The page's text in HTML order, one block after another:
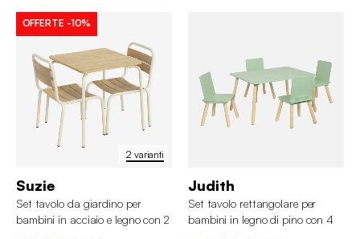
2 varianti
OFFERTE -10%
Suzie
Set tavolo da giardino per
bambini in acciaio e legno con 2
Judith
Set tavolo rettangolare per
bambini in legno di pino con 4